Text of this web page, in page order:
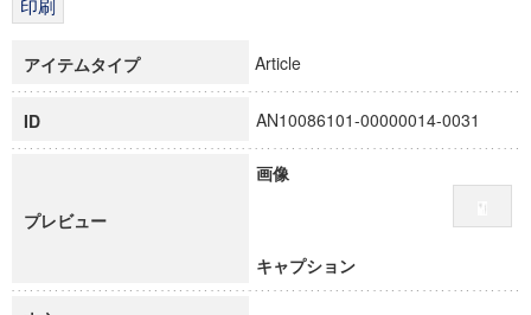
アイテムタイプ Article
ID AN10086101-00000014-0031
プレビュー
画像
キャプション